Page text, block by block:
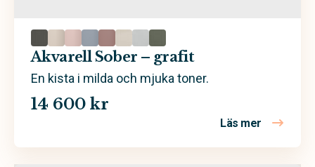
Akvarell Sober – grafit
En kista i milda och mjuka toner.
14 600 kr
Läs mer om